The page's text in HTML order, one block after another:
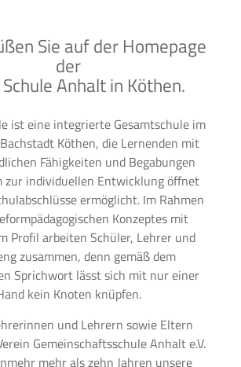
Sie auf der Homepage
der
Anhalt in Köthen.
ist eine integrierte Gesamtschule im
Köthen, die Lernenden mit
Fähigkeiten und Begabungen
zur individuellen Entwicklung öffnet
ermöglicht. Im Rahmen
Konzeptes mit
Profil arbeiten Schüler, Lehrer und
zusammen, denn gemäß dem
Sprichwort lässt sich mit nur einer
kein Knoten knüpfen.
und Lehrern sowie Eltern
Gemeinschaftsschule Anhalt e.V.
mehr als zehn Jahren unsere